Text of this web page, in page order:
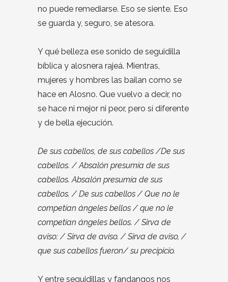
no puede remediarse. Eso se siente. Eso
se guarda y, seguro, se atesora.
Y qué belleza ese sonido de seguidilla
bíblica y alosnera rajeá. Mientras,
mujeres y hombres las bailan como se
hace en Alosno. Que vuelvo a decir, no
se hace ni mejor ni peor, pero sí diferente
y de bella ejecución.
De sus cabellos, de sus cabellos /De sus
cabellos. / Absalón presumía de sus
cabellos. Absalón presumía de sus
cabellos. / De sus cabellos / Que no le
competían ángeles bellos / que no le
competían ángeles bellos. / Sirva de
aviso: / Sirva de aviso. / Sirva de aviso, /
que sus cabellos fueron/ su precipicio.
Y entre seguidillas y fandangos nos